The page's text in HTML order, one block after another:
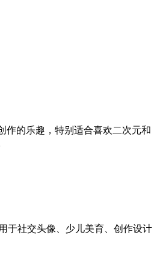
作的乐趣，特别适合喜欢二次元和
于社交头像、少儿美育、创作设计